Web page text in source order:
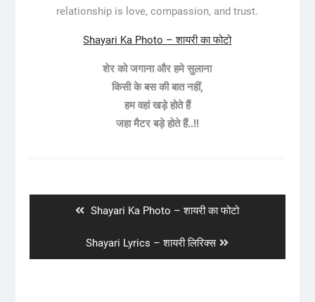
relationship is love, compassion, and trust.
Shayari Ka Photo – शायरी का फोटो
शेर को जगाना और हमे सुलाना
किसी के बस की बात नहीं,
हम वहां खड़े होते हैं
जहा मैटर बड़े होते हैं..!!
Previous
Shayari Ka Photo – शायरी का फोटो
Next
post:
Shayari Lyrics – शायरी लिरिक्स